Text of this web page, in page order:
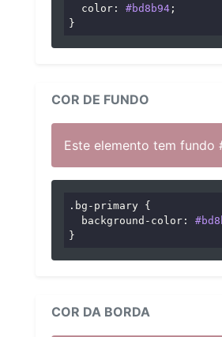
color : #bd8b94 ;
}
COR DE FUNDO
Este elemento tem fundo
.bg-primary {
background-color :
}
COR DA BORDA